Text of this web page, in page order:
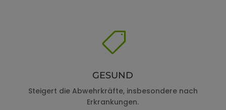

GESUND
Steigert die Abwehrkräfte, insbesondere nach
Erkrankungen.